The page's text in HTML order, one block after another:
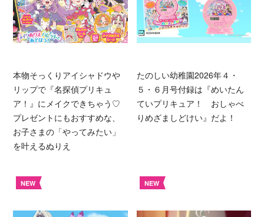
本物そっくりアイシャドウや
リップで『名探偵プリキュ
ア！』にメイクできちゃう♡
プレゼントにもおすすめな、
お子さまの「やってみたい」
を叶えるぬりえ
たのしい幼稚園2026年４・
５・６月号付録は『めいたん
ていプリキュア！ おしゃべ
りめざましどけい』だよ！
NEW NEW